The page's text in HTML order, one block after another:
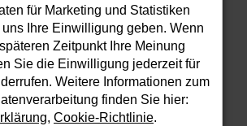
ERROR
ein Fehler aufgetreten.
paar Tipps, die dir helfen
für Marketing und Statistiken
Ihre Einwilligung geben. Wenn
Zeitpunkt Ihre Meinung
Sie die Einwilligung jederzeit für
Weitere Informationen zum
finden Sie hier:
, Cookie-Richtlinie.